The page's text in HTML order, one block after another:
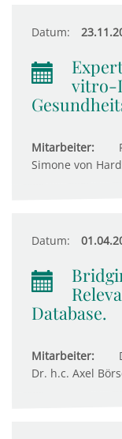
Datum:
vitro-
Mitarbeiter:
Simone von
Datum:
Database.
Mitarbeiter:
Dr. h.c. Axel